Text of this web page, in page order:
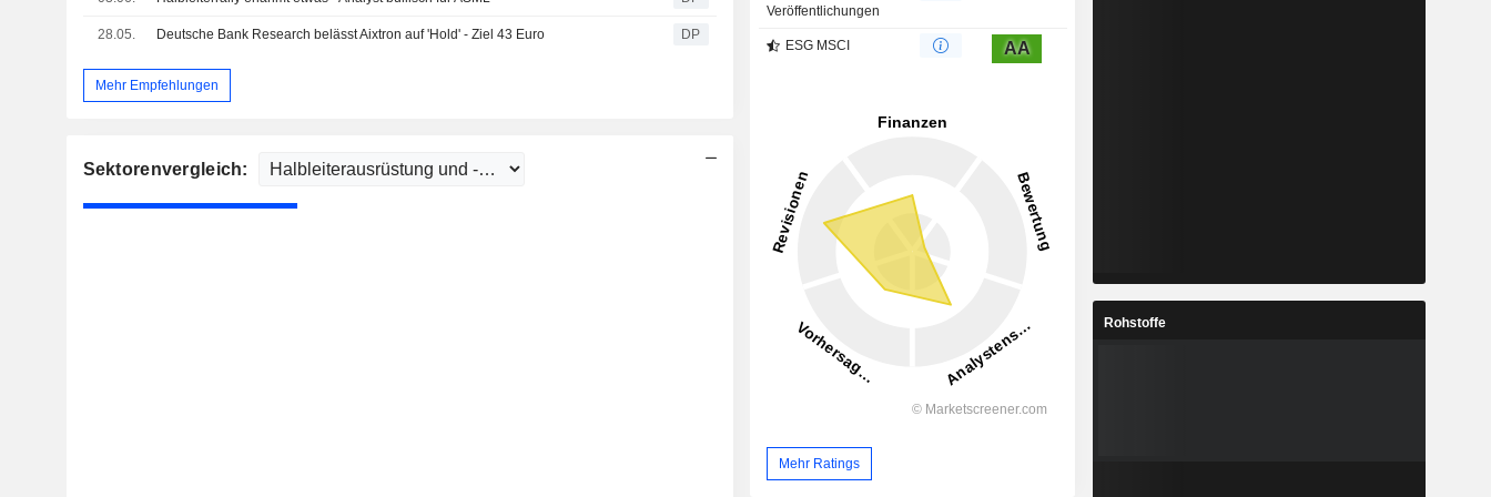
28.05. Deutsche Bank Research belässt Aixtron auf 'Hold' - Ziel 43 Euro DP
Mehr Empfehlungen
Sektorenvergleich:
Veröffentlichungen
ESG MSCI AA
Mehr Ratings
Rohstoffe